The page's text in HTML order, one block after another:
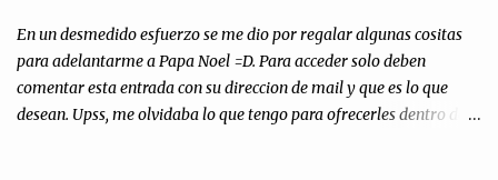
En un desmedido esfuerzo se me dio por regalar algunas cositas
para adelantarme a Papa Noel =D. Para acceder solo deben
comentar esta entrada con su direccion de mail y que es lo que
desean. Upss, me olvidaba lo que tengo para ofrecerles dentro de